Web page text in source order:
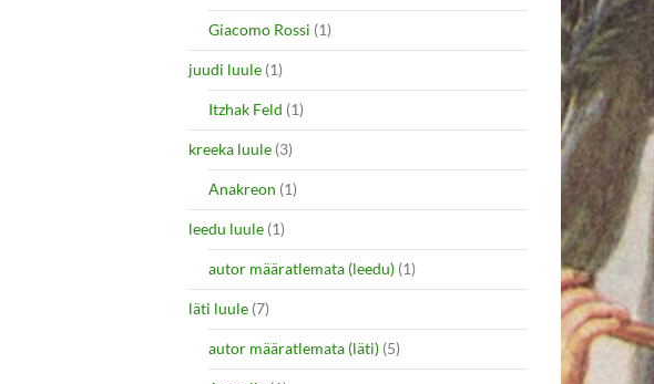
Giacomo Rossi (1)
juudi luule (1)
Itzhak Feld (1)
kreeka luule (3)
Anakreon (1)
leedu luule (1)
autor määratlemata (leedu) (1)
läti luule (7)
autor määratlemata (läti) (5)